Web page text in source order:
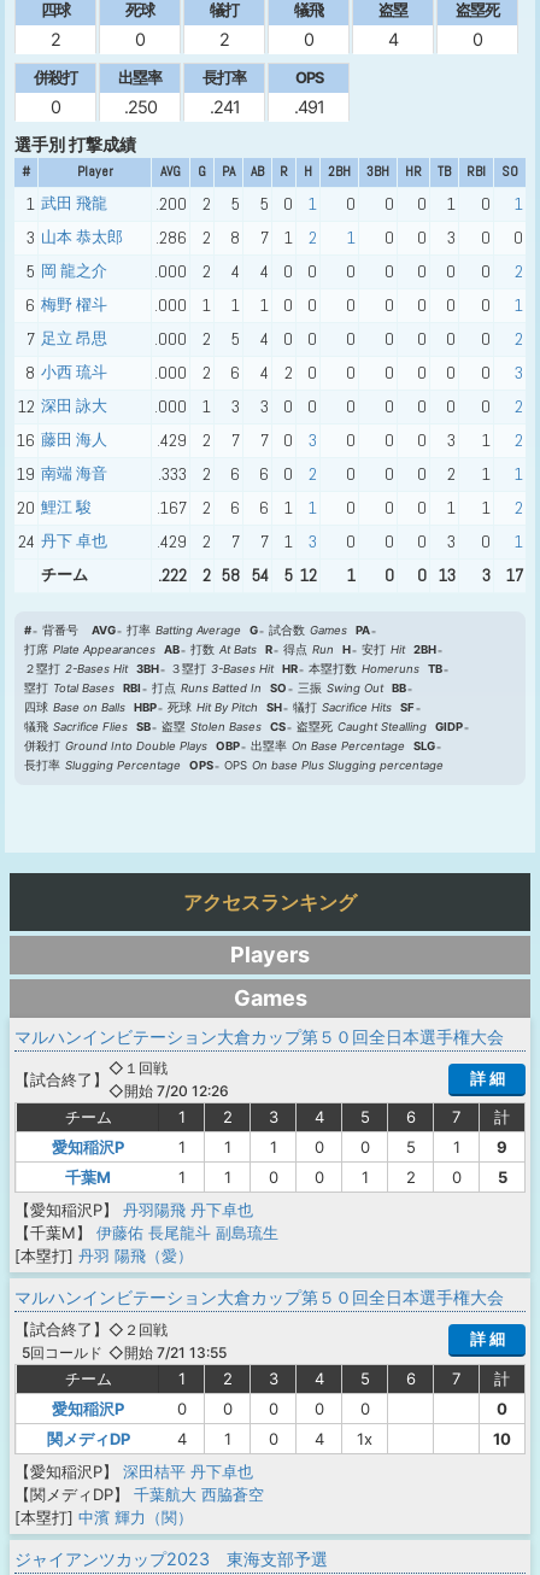
四球
2
死球
0
犠打
2
犠飛
0
盗塁
4
盗塁死
0
併殺打
0
出塁率
.250
長打率
.241
OPS
.491
選手別 打撃成績
# Player AVG G PA AB R H 2BH 3BH HR TB RBI SO
1 武田 飛龍 .200 2 5 5 0 1 0 0 0 1 0
1
3 山本 恭太郎 .286 2 8 7 1 2 1 0 0 3 0
0
5 岡 龍之介 .000 2 4 4 0 0 0 0 0 0 0
2
6 梅野 櫂斗 .000 1 1 1 0 0 0 0 0 0 0
1
7 足立 昂思 .000 2 5 4 0 0 0 0 0 0 0
2
8 小西 琉斗 .000 2 6 4 2 0 0 0 0 0 0
3
12 深田 詠大 .000 1 3 3 0 0 0 0 0 0 0
2
16 藤田 海人 .429 2 7 7 0 3 0 0 0 3 1
2
19 南端 海音 .333 2 6 6 0 2 0 0 0 2 1
1
20 鯉江 駿 .167 2 6 6 1 1 0 0 0 1 1
2
24 丹下 卓也 .429 2 7 7 1 3 0 0 0 3 0 1
チーム .222 2 58 54 5 12 1 0 0 13 3 17
# 背番号 AVG 打率 Batting Average G 試合数 Games
PA
打席 Plate Appearances AB 打数 At Bats R 得点 Run H 安打 Hit
2BH
２塁打 2-Bases Hit 3BH ３塁打 3-Bases Hit HR 本塁打数 Homeruns
TB
塁打 Total Bases RBI 打点 Runs Batted In SO 三振 Swing Out
BB
四球 Base on Balls HBP 死球 Hit By Pitch SH 犠打 Sacrifice Hits
SF
犠飛 Sacrifice Flies SB 盗塁 Stolen Bases CS 盗塁死 Caught Stealling
GIDP
併殺打 Ground Into Double Plays OBP 出塁率 On Base Percentage
SLG
長打率 Slugging Percentage OPS OPS On base Plus Slugging percentage
アクセスランキング
Players
Games
マルハンインビテーション大倉カップ第５０回全日本選手権大会
【試合終了 】
◇１回戦
◇開始 7/20 12:26
詳 細
チーム 1 2 3 4 5 6 7
計
愛知稲沢P
1 1 1 0 0 5 1
9
千葉M
1 1 0 0 1 2 0
5
【愛知稲沢P】
丹羽陽飛 丹下卓也
【千葉M】
伊藤佑 長尾龍斗 副島琉生
[本塁打] 丹羽 陽飛（愛）
マルハンインビテーション大倉カップ第５０回全日本選手権大会
【試合終了 】
5回コールド
◇２回戦
◇開始 7/21 13:55
詳 細
チーム 1 2 3 4 5 6 7
計
愛知稲沢P
0 0 0 0 0
0
関メディDP
4 1 0 4 1x
10
【愛知稲沢P】
深田桔平 丹下卓也
【関メディDP】
千葉航大 西脇蒼空
[本塁打] 中濱 輝力（関）
ジャイアンツカップ2023 東海支部予選